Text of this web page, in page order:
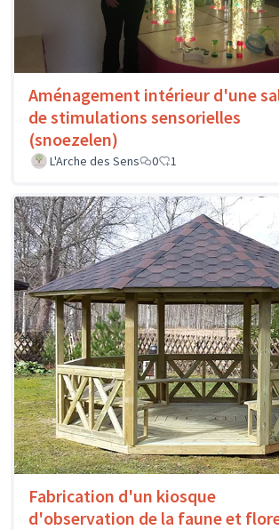
Aménagement intérieur d'une
de stimulations sensorielles
(snoezelen)
L'Arche des Sens 0 1
Fabrication d'un kiosque
d'observation de la faune et